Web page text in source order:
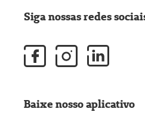
Siga nossas redes
Baixe nosso aplicativo